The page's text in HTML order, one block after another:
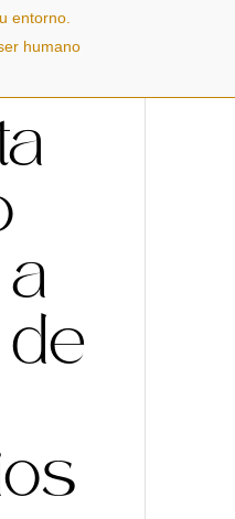
entorno.
humano